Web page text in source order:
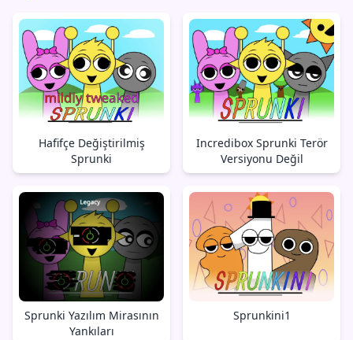
Hafifçe Değiştirilmiş
Sprunki
Incredibox Sprunki Terör
Versiyonu Değil
Sprunki Yazılım Mirasının
Yankıları
Sprunkini1